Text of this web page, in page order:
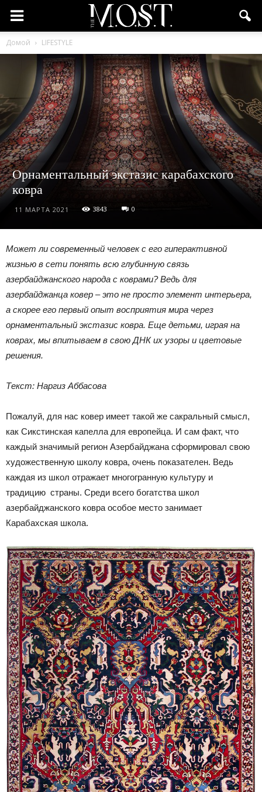
Домой LIFESTYLE
Орнаментальный экстазис карабахского
ковра
11 МАРТА 2021 3843 0
Может ли современный человек с его гиперактивной
жизнью в сети понять всю глубинную связь
азербайджанского народа с коврами? Ведь для
азербайджанца ковер – это не просто элемент интерьера,
а скорее его первый опыт восприятия мира через
орнаментальный экстазис ковра. Еще детьми, играя на
коврах, мы впитываем в свою ДНК их узоры и цветовые
решения.
Текст: Наргиз Аббасова
Пожалуй, для нас ковер имеет такой же сакральный смысл,
как Сикстинская капелла для европейца. И сам факт, что
каждый значимый регион Азербайджана сформировал свою
художественную школу ковра, очень показателен. Ведь
каждая из школ отражает многогранную культуру и
традицию страны. Среди всего богатства школ
азербайджанского ковра особое место занимает
Карабахская школа.